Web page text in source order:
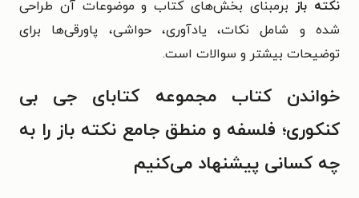
نکته باز برمبنای بخش‌های کتاب و موضوعات آن طراحی
شده و شامل نکات، یادآوری، حواشی، پاورقی‌ها برای
توضیحات بیشتر و سوالات است.
خواندن کتاب مجموعه کتابای جی بی
کنکوری؛ فلسفه و منطق جامع نکته باز را به
چه کسانی پیشنهاد می‌کنیم